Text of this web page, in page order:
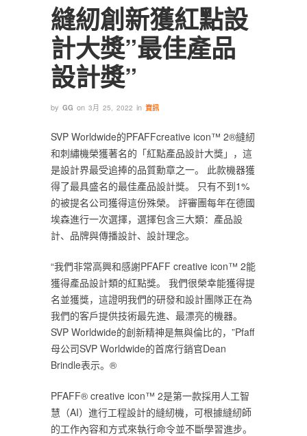
縫紉創新獲紅點設
計大獎”最佳產品
設計獎”
by GG on 3月 25, 2022 in 資訊
SVP Worldwide的PFAFFcreative icon™ 2®縫紉
和刺繡機榮獲著名的「紅點產品設計大獎」，這
是設計界最受追捧的品質勳章之一。 此款機器獲
得了最具盛名的最佳產品設計獎。 只有不到1%
的被提名公司獲得這份殊榮。 評審團每年在德國
埃森進行一次選擇，選擇包含三大類：產品設
計、品牌與傳播設計、設計理念。
“我們非常高興和感謝PFAFF creative icon™ 2能
獲得產品設計類的紅點獎。 我們很榮幸能獲得提
名並獲獎，這證明我們的研發和設計團隊正在為
我們的客戶提供技術最先進、最漂亮的機器。
SVP Worldwide的創新精神是無與倫比的，”Pfaff
母公司SVP Worldwide的首席行銷官Dean
Brindle表示。®
PFAFF® creative icon™ 2是第一款採用人工智
慧（AI）進行工程設計的縫紉機，可根據縫紉師
的工作內容和方式來執行命令並不斷學習進步。